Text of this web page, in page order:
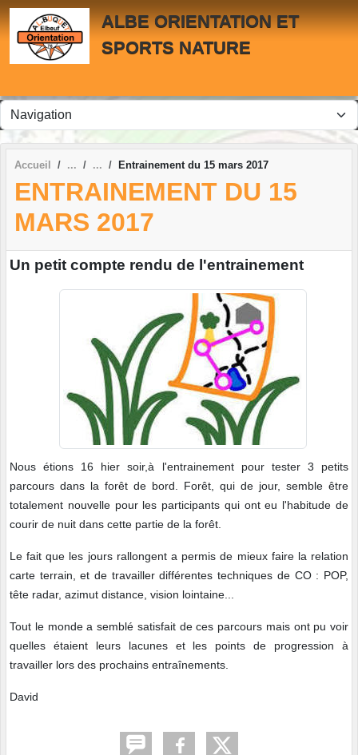
ALBE ORIENTATION ET
SPORTS NATURE
Accueil Entrainement du 15 mars 2017
ENTRAINEMENT DU 15
MARS 2017
Un petit compte rendu de l'entrainement
Nous étions 16 hier soir,à l'entrainement pour tester 3 petits
parcours dans la forêt de bord. Forêt, qui de jour, semble être
totalement nouvelle pour les participants qui ont eu l'habitude de
courir de nuit dans cette partie de la forêt.
Le fait que les jours rallongent a permis de mieux faire la relation
carte terrain, et de travailler différentes techniques de CO : POP,
tête radar, azimut distance, vision lointaine...
Tout le monde a semblé satisfait de ces parcours mais ont pu voir
quelles étaient leurs lacunes et les points de progression à
travailler lors des prochains entraînements.
David
Panneau de gestion des cookies